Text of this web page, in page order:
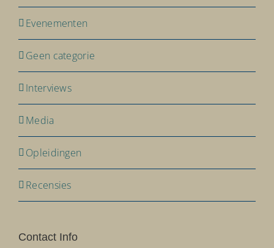
Evenementen
Geen categorie
Interviews
Media
Opleidingen
Recensies
Contact Info